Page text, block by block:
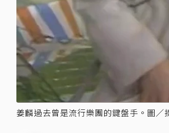
姜麟過去曾是流行樂團的鍵盤手。圖／